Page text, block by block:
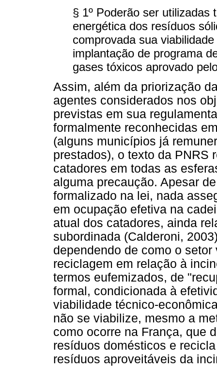
§ 1º Poderão ser utilizadas
energética dos resíduos
comprovada sua
implantação de programa
gases tóxicos aprovado
Assim, além da priorização
agentes considerados nos
previstas em sua
formalmente reconhecidas
(alguns municípios já
prestados), o texto da PNRS
catadores em todas as
alguma precaução. Apesar
formalizado na lei, nada
em ocupação efetiva na
atual dos catadores, ainda
subordinada (Calderoni,
dependendo de como o
reciclagem em relação à
termos eufemizados, de
formal, condicionada à
viabilidade técnico-
não se viabilize, mesmo a
como ocorre na França, que
resíduos domésticos e
resíduos aproveitáveis da